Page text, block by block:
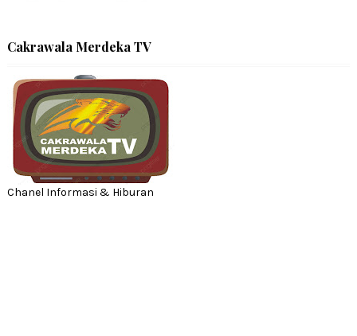
Cakrawala Merdeka TV
Chanel Informasi & Hiburan